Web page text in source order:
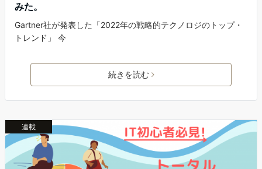
みた。
Gartner社が発表した「2022年の戦略的テクノロジのトップ・
トレンド」 今
続きを読む
連載